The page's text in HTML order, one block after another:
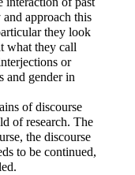
approach this
they look
what they call
or
and gender in
of discourse
of research. The
the discourse
to be continued,